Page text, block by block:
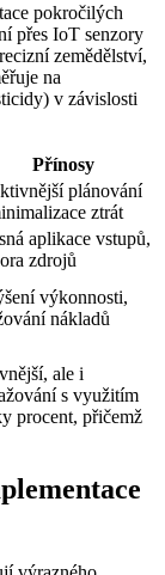
pokročilých
přes IoT senzory
zemědělství,
na
v závislosti
Přínosy
plánování
ztrát
aplikace vstupů,
zdrojů
výkonnosti,
nákladů
ale i
s využitím
procent, přičemž